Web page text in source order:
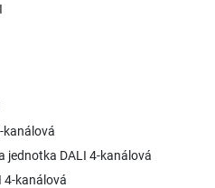
kanálová
jednotka DALI 4-kanálová
4-kanálová